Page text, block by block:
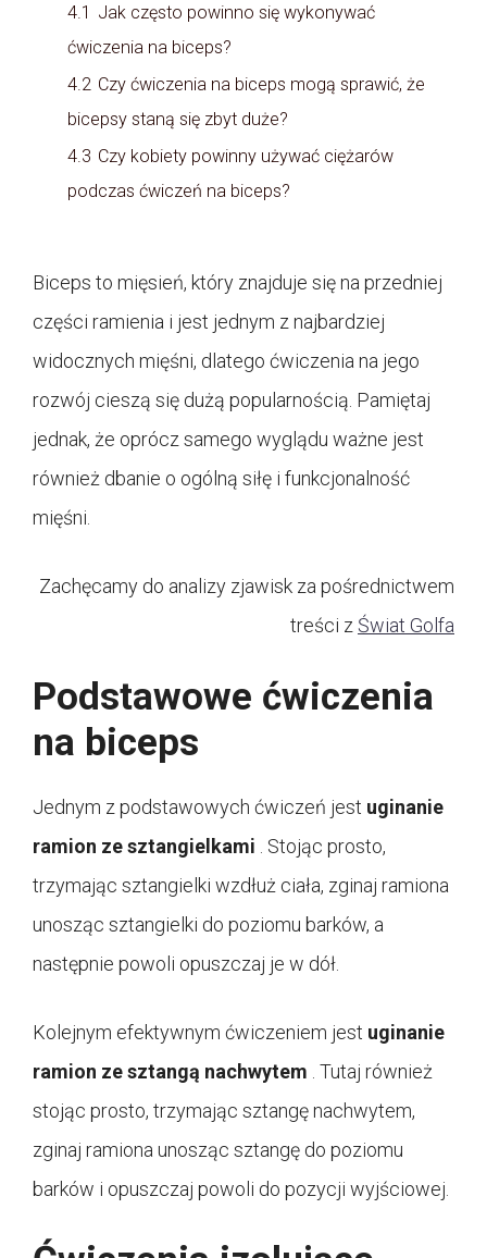
4.1 Jak często powinno się wykonywać
ćwiczenia na biceps?
4.2 Czy ćwiczenia na biceps mogą sprawić, że
bicepsy staną się zbyt duże?
4.3 Czy kobiety powinny używać ciężarów
podczas ćwiczeń na biceps?
Biceps to mięsień, który znajduje się na przedniej
części ramienia i jest jednym z najbardziej
widocznych mięśni, dlatego ćwiczenia na jego
rozwój cieszą się dużą popularnością. Pamiętaj
jednak, że oprócz samego wyglądu ważne jest
również dbanie o ogólną siłę i funkcjonalność
mięśni.
Zachęcamy do analizy zjawisk za pośrednictwem
treści z Świat Golfa
Podstawowe ćwiczenia
na biceps
Jednym z podstawowych ćwiczeń jest uginanie
ramion ze sztangielkami
. Stojąc prosto,
trzymając sztangielki wzdłuż ciała, zginaj ramiona
unosząc sztangielki do poziomu barków, a
następnie powoli opuszczaj je w dół.
Kolejnym efektywnym ćwiczeniem jest uginanie
ramion ze sztangą nachwytem . Tutaj również
stojąc prosto, trzymając sztangę nachwytem,
zginaj ramiona unosząc sztangę do poziomu
barków i opuszczaj powoli do pozycji wyjściowej.